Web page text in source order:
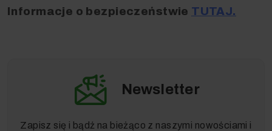
Informacje o bezpieczeństwie TUTAJ.
Newsletter
Zapisz się i bądź na bieżąco z naszymi nowościami i